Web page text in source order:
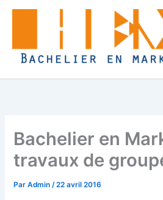
Aller
Bachelier en
travaux de
ParAdmin/22 avril 2016